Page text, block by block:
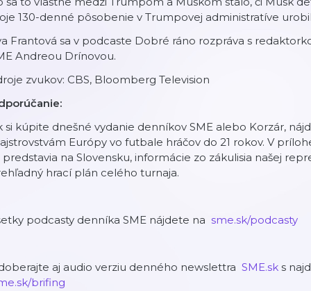
130-denné pôsobenie v Trumpovej administratíve
Frantová sa v podcaste Dobré ráno rozpráva s
Andreou Drínovou.
zvukov: CBS, Bloomberg Television
si kúpite dnešné vydanie denníkov SME alebo Korzár,
Európy vo futbale hráčov do 21 rokov. V
predstavia na Slovensku, informácie zo zákulisia našej
hrací plán celého turnaja.
podcasty denníka SME nájdete na ⁠⁠⁠⁠⁠⁠⁠⁠⁠⁠⁠⁠⁠⁠⁠⁠⁠⁠⁠⁠⁠⁠⁠⁠⁠⁠⁠⁠⁠⁠⁠⁠⁠⁠⁠⁠⁠⁠⁠⁠⁠⁠⁠⁠⁠⁠⁠⁠⁠⁠⁠⁠⁠⁠⁠⁠⁠⁠⁠⁠⁠⁠⁠⁠⁠⁠⁠⁠⁠⁠⁠⁠⁠⁠⁠⁠⁠⁠⁠⁠⁠⁠⁠⁠⁠⁠⁠⁠⁠⁠⁠⁠⁠⁠⁠⁠⁠⁠⁠⁠⁠⁠⁠⁠⁠⁠⁠⁠⁠⁠⁠⁠⁠⁠⁠⁠⁠⁠⁠⁠⁠⁠⁠⁠⁠⁠⁠⁠⁠⁠⁠⁠⁠⁠⁠⁠⁠⁠⁠⁠⁠⁠⁠⁠⁠⁠⁠⁠⁠⁠⁠⁠⁠⁠⁠⁠⁠⁠⁠⁠⁠⁠⁠⁠⁠⁠⁠⁠⁠⁠⁠⁠⁠⁠⁠⁠⁠⁠⁠⁠⁠⁠⁠⁠⁠⁠⁠⁠⁠⁠⁠⁠⁠⁠⁠⁠⁠⁠⁠⁠⁠⁠⁠⁠⁠⁠⁠⁠⁠⁠⁠⁠⁠⁠⁠⁠⁠⁠⁠⁠⁠⁠⁠⁠⁠⁠⁠⁠⁠⁠⁠⁠⁠⁠⁠⁠⁠⁠⁠⁠⁠⁠⁠⁠⁠⁠⁠⁠⁠⁠⁠⁠⁠⁠⁠⁠⁠⁠⁠⁠⁠⁠⁠⁠⁠⁠⁠⁠⁠⁠⁠⁠⁠⁠⁠⁠⁠⁠⁠⁠⁠⁠⁠⁠⁠⁠⁠⁠⁠⁠⁠⁠⁠⁠⁠⁠⁠⁠⁠⁠⁠⁠⁠⁠⁠⁠⁠⁠⁠⁠⁠⁠⁠⁠⁠⁠⁠⁠⁠⁠⁠⁠⁠⁠⁠⁠⁠⁠⁠⁠⁠⁠⁠⁠⁠⁠⁠⁠⁠⁠⁠⁠⁠⁠⁠⁠⁠⁠⁠⁠⁠⁠⁠⁠⁠⁠⁠⁠⁠⁠⁠⁠⁠⁠⁠⁠⁠⁠⁠⁠⁠⁠⁠⁠⁠⁠⁠⁠⁠⁠⁠⁠⁠⁠⁠⁠⁠⁠⁠⁠⁠⁠⁠⁠⁠⁠⁠⁠⁠⁠⁠⁠⁠⁠⁠⁠⁠⁠⁠⁠⁠⁠⁠⁠⁠⁠⁠⁠⁠⁠⁠⁠⁠⁠⁠⁠⁠⁠⁠⁠⁠⁠⁠ sme.sk/podcasty⁠⁠⁠⁠⁠⁠⁠⁠⁠⁠⁠⁠⁠⁠⁠⁠⁠⁠⁠⁠⁠⁠⁠⁠⁠⁠⁠⁠⁠⁠⁠⁠⁠⁠⁠⁠⁠⁠⁠⁠⁠⁠⁠⁠⁠⁠⁠⁠⁠⁠⁠⁠⁠⁠⁠⁠⁠⁠⁠⁠⁠⁠⁠⁠⁠⁠⁠⁠⁠⁠⁠⁠⁠⁠⁠⁠⁠⁠⁠⁠⁠⁠⁠⁠⁠⁠⁠⁠⁠⁠⁠⁠⁠⁠⁠⁠⁠⁠⁠⁠⁠⁠⁠⁠⁠⁠⁠⁠⁠⁠⁠⁠⁠⁠⁠⁠⁠⁠⁠⁠⁠⁠⁠⁠⁠⁠⁠⁠⁠⁠⁠⁠⁠⁠⁠⁠⁠⁠⁠⁠⁠⁠⁠⁠⁠⁠⁠⁠⁠⁠⁠⁠⁠⁠⁠⁠⁠⁠⁠⁠⁠⁠⁠⁠⁠⁠⁠⁠⁠⁠⁠⁠⁠⁠⁠⁠⁠⁠⁠⁠⁠⁠⁠⁠⁠⁠⁠⁠⁠⁠⁠⁠⁠⁠⁠⁠⁠⁠⁠⁠⁠⁠⁠⁠⁠⁠⁠⁠⁠⁠⁠⁠⁠⁠⁠⁠⁠⁠⁠⁠⁠⁠⁠⁠⁠⁠⁠⁠⁠⁠⁠⁠⁠⁠⁠⁠⁠⁠⁠⁠⁠⁠⁠⁠⁠⁠⁠⁠⁠⁠⁠⁠⁠⁠⁠⁠⁠⁠⁠⁠⁠⁠⁠⁠⁠⁠⁠⁠⁠⁠⁠⁠⁠⁠⁠⁠⁠⁠⁠⁠⁠⁠⁠⁠⁠⁠⁠⁠⁠⁠⁠⁠⁠⁠⁠⁠⁠⁠⁠⁠⁠⁠⁠⁠⁠⁠⁠⁠⁠⁠⁠⁠⁠⁠⁠⁠⁠⁠⁠⁠⁠⁠⁠⁠⁠⁠⁠⁠⁠⁠⁠⁠⁠⁠⁠⁠⁠⁠⁠⁠⁠⁠⁠⁠⁠⁠⁠⁠⁠⁠⁠⁠⁠⁠⁠⁠⁠⁠⁠⁠⁠⁠⁠⁠⁠⁠⁠⁠⁠⁠⁠⁠⁠⁠⁠⁠⁠⁠⁠⁠⁠⁠⁠⁠⁠⁠⁠⁠⁠⁠⁠⁠⁠⁠⁠⁠⁠⁠⁠⁠⁠⁠⁠⁠⁠⁠⁠⁠⁠⁠⁠⁠⁠⁠⁠⁠⁠⁠⁠⁠⁠⁠⁠⁠⁠⁠⁠⁠⁠⁠⁠⁠⁠
aj audio verziu denného newslettra ⁠⁠⁠⁠⁠⁠⁠⁠⁠⁠⁠⁠⁠⁠⁠⁠⁠⁠⁠⁠⁠⁠⁠⁠⁠⁠⁠⁠⁠⁠⁠⁠⁠⁠⁠⁠⁠⁠⁠⁠⁠⁠⁠⁠⁠⁠⁠⁠⁠⁠⁠⁠⁠⁠⁠⁠⁠⁠⁠⁠⁠⁠⁠⁠⁠⁠⁠⁠⁠⁠⁠⁠⁠⁠⁠⁠⁠⁠⁠⁠⁠⁠⁠⁠⁠⁠⁠⁠⁠⁠⁠⁠⁠⁠⁠⁠⁠⁠⁠⁠⁠⁠⁠⁠⁠⁠⁠⁠⁠⁠⁠⁠⁠⁠⁠⁠⁠⁠⁠⁠⁠⁠⁠⁠⁠⁠⁠⁠⁠⁠⁠⁠⁠⁠⁠⁠⁠⁠⁠⁠⁠⁠⁠⁠⁠⁠⁠⁠⁠⁠⁠⁠⁠⁠⁠⁠⁠⁠⁠⁠⁠⁠⁠⁠⁠⁠⁠⁠⁠⁠⁠⁠⁠⁠⁠⁠⁠⁠⁠⁠⁠⁠⁠⁠⁠⁠⁠⁠⁠⁠⁠⁠⁠⁠⁠⁠⁠⁠⁠⁠⁠⁠⁠⁠⁠⁠⁠⁠⁠⁠⁠⁠⁠⁠⁠⁠⁠⁠⁠⁠⁠⁠⁠⁠⁠⁠⁠⁠⁠⁠⁠⁠⁠⁠⁠⁠⁠⁠⁠⁠⁠⁠⁠⁠⁠⁠⁠⁠⁠⁠⁠⁠⁠⁠⁠⁠⁠⁠⁠⁠⁠⁠⁠⁠⁠⁠⁠⁠⁠⁠⁠⁠⁠⁠⁠⁠⁠⁠⁠⁠⁠⁠⁠⁠⁠⁠⁠⁠⁠⁠⁠⁠⁠⁠⁠⁠⁠⁠⁠⁠⁠⁠⁠⁠⁠⁠⁠⁠⁠⁠⁠⁠⁠⁠⁠⁠⁠⁠⁠⁠⁠⁠⁠⁠⁠⁠⁠⁠⁠⁠⁠⁠⁠⁠⁠⁠⁠⁠⁠⁠⁠⁠⁠⁠⁠⁠⁠⁠⁠⁠⁠⁠⁠⁠⁠⁠⁠⁠⁠⁠⁠⁠⁠⁠⁠⁠⁠⁠⁠⁠⁠⁠⁠⁠⁠⁠⁠⁠⁠⁠⁠⁠⁠⁠⁠⁠⁠⁠⁠⁠⁠⁠⁠⁠⁠⁠⁠⁠⁠⁠⁠⁠⁠⁠⁠⁠⁠⁠⁠⁠⁠⁠⁠⁠⁠⁠⁠⁠⁠⁠⁠⁠⁠⁠⁠⁠⁠⁠⁠⁠⁠⁠⁠ SME.sk⁠⁠⁠⁠⁠⁠⁠⁠⁠⁠⁠⁠⁠⁠⁠⁠⁠⁠⁠⁠⁠⁠⁠⁠⁠⁠⁠⁠⁠⁠⁠⁠⁠⁠⁠⁠⁠⁠⁠⁠⁠⁠⁠⁠⁠⁠⁠⁠⁠⁠⁠⁠⁠⁠⁠⁠⁠⁠⁠⁠⁠⁠⁠⁠⁠⁠⁠⁠⁠⁠⁠⁠⁠⁠⁠⁠⁠⁠⁠⁠⁠⁠⁠⁠⁠⁠⁠⁠⁠⁠⁠⁠⁠⁠⁠⁠⁠⁠⁠⁠⁠⁠⁠⁠⁠⁠⁠⁠⁠⁠⁠⁠⁠⁠⁠⁠⁠⁠⁠⁠⁠⁠⁠⁠⁠⁠⁠⁠⁠⁠⁠⁠⁠⁠⁠⁠⁠⁠⁠⁠⁠⁠⁠⁠⁠⁠⁠⁠⁠⁠⁠⁠⁠⁠⁠⁠⁠⁠⁠⁠⁠⁠⁠⁠⁠⁠⁠⁠⁠⁠⁠⁠⁠⁠⁠⁠⁠⁠⁠⁠⁠⁠⁠⁠⁠⁠⁠⁠⁠⁠⁠⁠⁠⁠⁠⁠⁠⁠⁠⁠⁠⁠⁠⁠⁠⁠⁠⁠⁠⁠⁠⁠⁠⁠⁠⁠⁠⁠⁠⁠⁠⁠⁠⁠⁠⁠⁠⁠⁠⁠⁠⁠⁠⁠⁠⁠⁠⁠⁠⁠⁠⁠⁠⁠⁠⁠⁠⁠⁠⁠⁠⁠⁠⁠⁠⁠⁠⁠⁠⁠⁠⁠⁠⁠⁠⁠⁠⁠⁠⁠⁠⁠⁠⁠⁠⁠⁠⁠⁠⁠⁠⁠⁠⁠⁠⁠⁠⁠⁠⁠⁠⁠⁠⁠⁠⁠⁠⁠⁠⁠⁠⁠⁠⁠⁠⁠⁠⁠⁠⁠⁠⁠⁠⁠⁠⁠⁠⁠⁠⁠⁠⁠⁠⁠⁠⁠⁠⁠⁠⁠⁠⁠⁠⁠⁠⁠⁠⁠⁠⁠⁠⁠⁠⁠⁠⁠⁠⁠⁠⁠⁠⁠⁠⁠⁠⁠⁠⁠⁠⁠⁠⁠⁠⁠⁠⁠⁠⁠⁠⁠⁠⁠⁠⁠⁠⁠⁠⁠⁠⁠⁠⁠⁠⁠⁠⁠⁠⁠⁠⁠⁠⁠⁠⁠⁠⁠⁠⁠⁠⁠⁠⁠⁠⁠⁠⁠⁠⁠⁠⁠⁠⁠⁠⁠⁠⁠⁠⁠⁠⁠⁠⁠⁠⁠⁠⁠⁠⁠⁠⁠⁠⁠⁠ s
brifing⁠⁠⁠⁠⁠⁠⁠⁠⁠⁠⁠⁠⁠⁠⁠⁠⁠⁠⁠⁠⁠⁠⁠⁠⁠⁠⁠⁠⁠⁠⁠⁠⁠⁠⁠⁠⁠⁠⁠⁠⁠⁠⁠⁠⁠⁠⁠⁠⁠⁠⁠⁠⁠⁠⁠⁠⁠⁠⁠⁠⁠⁠⁠⁠⁠⁠⁠⁠⁠⁠⁠⁠⁠⁠⁠⁠⁠⁠⁠⁠⁠⁠⁠⁠⁠⁠⁠⁠⁠⁠⁠⁠⁠⁠⁠⁠⁠⁠⁠⁠⁠⁠⁠⁠⁠⁠⁠⁠⁠⁠⁠⁠⁠⁠⁠⁠⁠⁠⁠⁠⁠⁠⁠⁠⁠⁠⁠⁠⁠⁠⁠⁠⁠⁠⁠⁠⁠⁠⁠⁠⁠⁠⁠⁠⁠⁠⁠⁠⁠⁠⁠⁠⁠⁠⁠⁠⁠⁠⁠⁠⁠⁠⁠⁠⁠⁠⁠⁠⁠⁠⁠⁠⁠⁠⁠⁠⁠⁠⁠⁠⁠⁠⁠⁠⁠⁠⁠⁠⁠⁠⁠⁠⁠⁠⁠⁠⁠⁠⁠⁠⁠⁠⁠⁠⁠⁠⁠⁠⁠⁠⁠⁠⁠⁠⁠⁠⁠⁠⁠⁠⁠⁠⁠⁠⁠⁠⁠⁠⁠⁠⁠⁠⁠⁠⁠⁠⁠⁠⁠⁠⁠⁠⁠⁠⁠⁠⁠⁠⁠⁠⁠⁠⁠⁠⁠⁠⁠⁠⁠⁠⁠⁠⁠⁠⁠⁠⁠⁠⁠⁠⁠⁠⁠⁠⁠⁠⁠⁠⁠⁠⁠⁠⁠⁠⁠⁠⁠⁠⁠⁠⁠⁠⁠⁠⁠⁠⁠⁠⁠⁠⁠⁠⁠⁠⁠⁠⁠⁠⁠⁠⁠⁠⁠⁠⁠⁠⁠⁠⁠⁠⁠⁠⁠⁠⁠⁠⁠⁠